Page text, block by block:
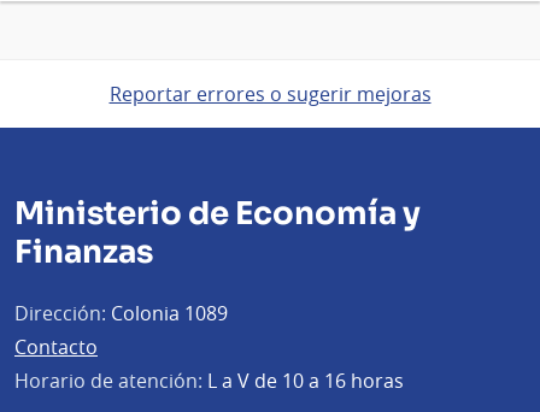
Reportar errores o sugerir mejoras
Ministerio de Economía y
Finanzas
Dirección: Colonia 1089
Contacto
Horario de atención: L a V de 10 a 16 horas